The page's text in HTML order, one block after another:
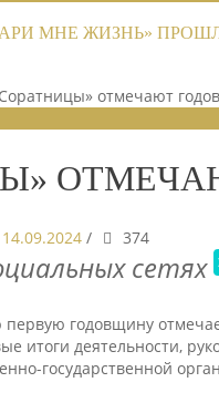
МНЕ ЖИЗНЬ»
отмечают
14.09.2024 / 374
сетях
первую годовщину
итоги деятельности,
государственной